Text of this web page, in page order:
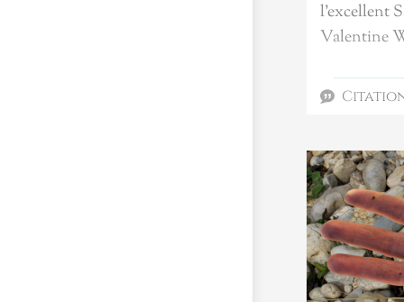
l'excellent
Valentine